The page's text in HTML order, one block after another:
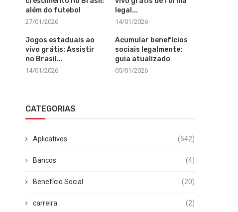
além do futebol
27/01/2026
legal...
14/01/2026
Jogos estaduais ao
vivo grátis: Assistir
no Brasil...
14/01/2026
Acumular benefícios
sociais legalmente:
guia atualizado
05/01/2026
CATEGORIAS
Aplicativos (542)
Bancos (4)
Benefício Social (20)
carreira (2)